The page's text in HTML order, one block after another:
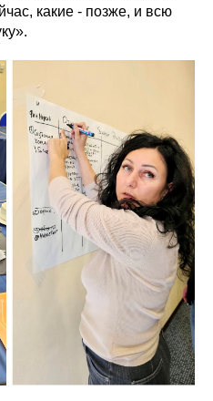
какие - позже, и всю